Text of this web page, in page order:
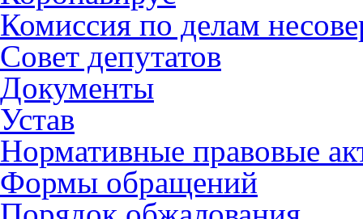
Комиссия по делам
Совет депутатов
Документы
Устав
Нормативные правовые
Формы обращений